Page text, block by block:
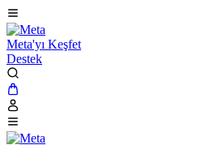
Meta'yı Keşfet
Destek